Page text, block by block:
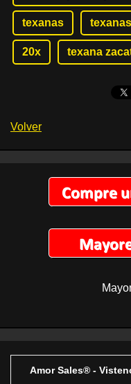
texanas
20x texana
Volver
Amor Sales® -